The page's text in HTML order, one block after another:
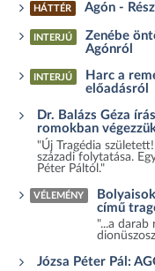
HÁTTÉR Agón -
INTERJÚ
Zenébe
Agónról
INTERJÚ
Harc a
előadásról
Dr. Balázs Géza
romokban
"Új Tragédia
századi folytatása.
Péter Páltól."
VÉLEMÉNY
című
"...a darab
Józsa Péter Pál: